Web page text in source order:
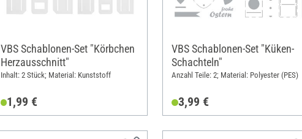
VBS Schablonen-Set "Körbchen
Herzausschnitt"
Inhalt: 2 Stück; Material: Kunststoff
1,99 €
VBS Schablonen-Set "Küken-
Schachteln"
Anzahl Teile: 2; Material: Polyester (PES)
3,99 €